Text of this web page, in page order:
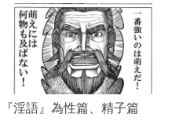
『淫語』為性篇、精子篇